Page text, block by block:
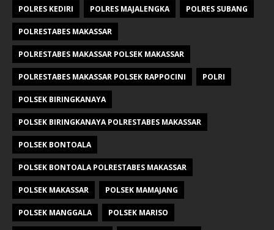
POLRES KEDIRI POLRES MAJALENGKA POLRES SUBANG
POLRESTABES MAKASSAR
POLRESTABES MAKASSAR POLSEK MAKASSAR
POLRESTABES MAKASSAR POLSEK RAPPOCINI POLRI
POLSEK BIRINGKANAYA
POLSEK BIRINGKANAYA POLRESTABES MAKASSAR
POLSEK BONTOALA
POLSEK BONTOALA POLRESTABES MAKASSAR
POLSEK MAKASSAR POLSEK MAMAJANG
POLSEK MANGGALA POLSEK MARISO